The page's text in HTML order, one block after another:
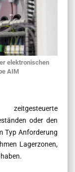
elektronischen
AIM
zeitgesteuerte
oder den
Typ Anforderung
Lagerzonen,